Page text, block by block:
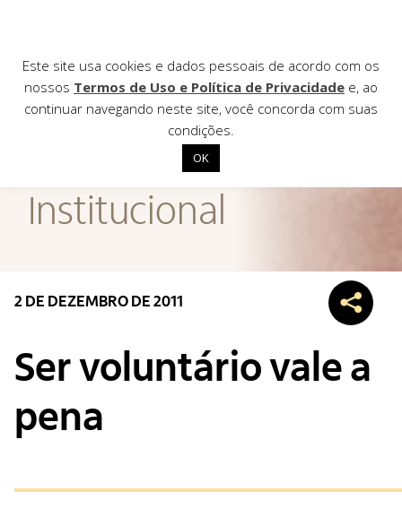
Institucional
Contato
Institucional
2 DE DEZEMBRO DE 2011
Ser voluntário vale a
pena
Este site usa cookies e dados pessoais de acordo com os
nossos Termos de Uso e Política de Privacidade e, ao
continuar navegando neste site, você concorda com suas
condições.
OK